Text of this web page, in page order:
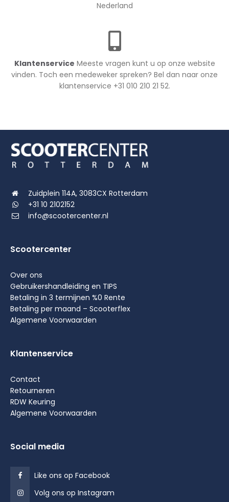
Nederland
Klantenservice Meeste vragen kunt u op onze website
vinden. Toch een medeweker spreken? Bel dan naar onze
klantenservice +31 010 210 21 52.
Zuidplein 114A, 3083CX Rotterdam
+31 10 2102152
info@scootercenter.nl
Scootercenter
Over ons
Gebruikershandleiding en TIPS
Betaling in 3 termijnen %0 Rente
Betaling per maand – Scooterflex
Algemene Voorwaarden
Klantenservice
Contact
Retourneren
RDW Keuring
Algemene Voorwaarden
Social media
Like ons op Facebook
Volg ons op Instagram